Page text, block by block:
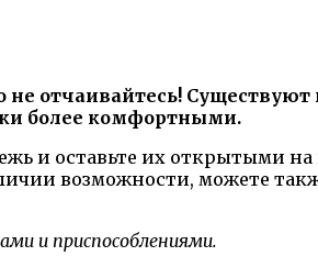
отчаивайтесь! Существуют
более комфортными.
и оставьте их открытыми
возможности, можете
и приспособлениями.